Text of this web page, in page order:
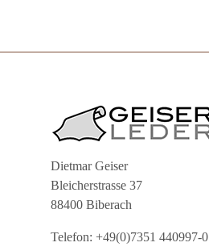
Dietmar Geiser
Bleicherstrasse 37
88400 Biberach
Telefon: +49(0)7351 440997-0